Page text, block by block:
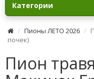
Категории
Пионы ЛЕТО 2026
почек)
Пион